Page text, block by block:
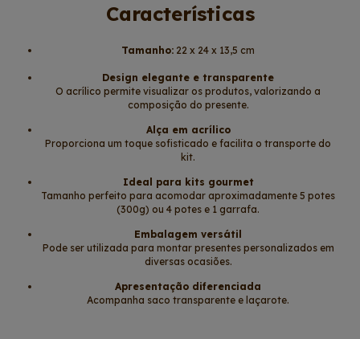
Características
Tamanho: 22 x 24 x 13,5 cm
Design elegante e transparente
O acrílico permite visualizar os produtos, valorizando a
composição do presente.
Alça em acrílico
Proporciona um toque sofisticado e facilita o transporte do
kit.
Ideal para kits gourmet
Tamanho perfeito para acomodar aproximadamente 5 potes
(300g) ou 4 potes e 1 garrafa.
Embalagem versátil
Pode ser utilizada para montar presentes personalizados em
diversas ocasiões.
Apresentação diferenciada
Acompanha saco transparente e laçarote.